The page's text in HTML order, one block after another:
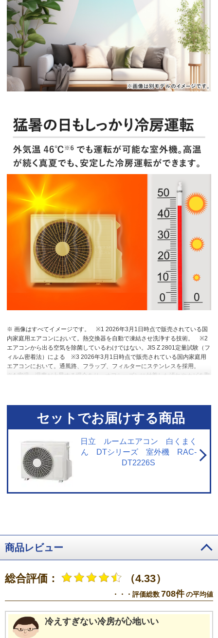
※ 画像はすべてイメージです。
※1 2026年3月1日時点で販売されている国
内家庭用エアコンにおいて。熱交換器を自動で凍結させ洗浄する技術。
※2
エアコンから出る空気を除菌しているわけではない。JIS Z 2801定量試験（フ
ィルム密着法）による
※3 2026年3月1日時点で販売されている国内家庭用
エアコンにおいて。通風路、フラップ、フィルターにステンレスを採用。
※4 室温・湿度が上昇する場合あり。オフシーズンに付着した汚れやカビを取
テンを閉め切った日射量の少ない日中を想定。
※6 運転中の室外機の吸い込
み空気温度。ベランダなど狭小スペースに設置した場合、室外機周辺が高温
になることがあります。所定の設置スペースを確保してください。また、高
温の場合、製品保護のため運転しないことがあります。使用環境により能力
が低下する場合があります。
セットでお届けする商品
日立 ルームエアコン 白くまく
ん DTシリーズ 室外機 RAC-
DT2226S
商品レビュー
総合評価： （4.33）
・・・評価総数708件の平均値
冷えすぎない冷房が心地いい